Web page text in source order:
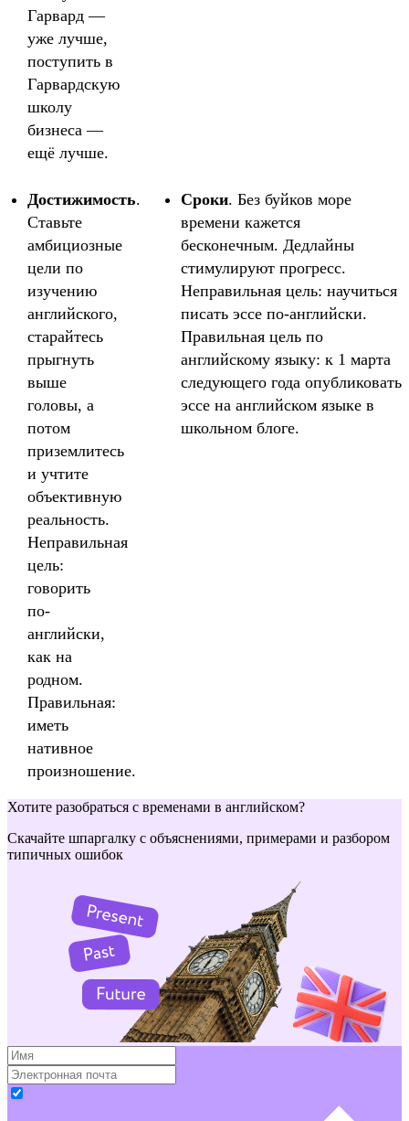
Гарвард —
уже лучше,
поступить в
Гарвардскую
школу
бизнеса —
ещё лучше.
Достижимость.
Ставьте
амбициозные
цели по
изучению
английского,
старайтесь
прыгнуть
выше
головы, а
потом
приземлитесь
и учтите
объективную
реальность.
Неправильная
цель:
говорить
по-
английски,
как на
родном.
Правильная:
иметь
нативное
произношение.
Сроки. Без буйков море
времени кажется
бесконечным. Дедлайны
стимулируют прогресс.
Неправильная цель: научиться
писать эссе по-английски.
Правильная цель по
английскому языку: к 1 марта
следующего года опубликовать
эссе на английском языке в
школьном блоге.
Хотите разобраться с временами в английском?
Скачайте шпаргалку с объяснениями, примерами и разбором
типичных ошибок